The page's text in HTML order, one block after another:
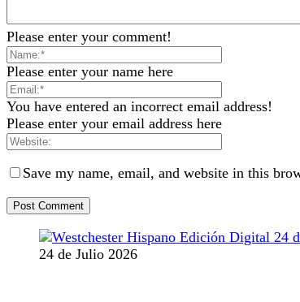
Please enter your comment!
Please enter your name here
You have entered an incorrect email address!
Please enter your email address here
Save my name, email, and website in this
24 de Julio 2026